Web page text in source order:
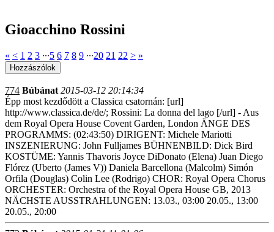
Gioacchino Rossini
« < 1 2 3 ∙∙∙5 6 7 8 9 ∙∙∙20 21 22 > »
774 Búbánat 2015-03-12 20:14:34
Épp most kezdődött a Classica csatornán: [url]
http://www.classica.de/de/; Rossini: La donna del lago [/url] - Aus
dem Royal Opera House Covent Garden, London ÄNGE DES
PROGRAMMS: (02:43:50) DIRIGENT: Michele Mariotti
INSZENIERUNG: John Fulljames BÜHNENBILD: Dick Bird
KOSTÜME: Yannis Thavoris Joyce DiDonato (Elena) Juan Diego
Flórez (Uberto (James V)) Daniela Barcellona (Malcolm) Simón
Orfila (Douglas) Colin Lee (Rodrigo) CHOR: Royal Opera Chorus
ORCHESTER: Orchestra of the Royal Opera House GB, 2013
NÄCHSTE AUSSTRAHLUNGEN: 13.03., 03:00 20.05., 13:00
20.05., 20:00